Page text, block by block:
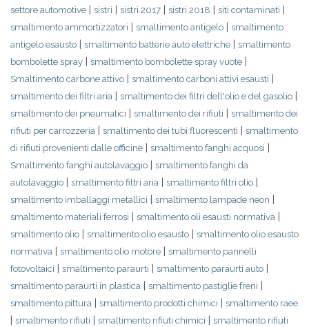
settore automotive | sistri | sistri 2017 | sistri 2018 | siti contaminati |
smaltimento ammortizzatori | smaltimento antigelo | smaltimento
antigelo esausto | smaltimento batterie auto elettriche | smaltimento
bombolette spray | smaltimento bombolette spray vuote |
Smaltimento carbone attivo | smaltimento carboni attivi esausti |
smaltimento dei filtri aria | smaltimento dei filtri dell'olio e del gasolio |
smaltimento dei pneumatici | smaltimento dei rifiuti | smaltimento dei
rifiuti per carrozzeria | smaltimento dei tubi fluorescenti | smaltimento
di rifiuti provenienti dalle officine | smaltimento fanghi acquosi |
Smaltimento fanghi autolavaggio | smaltimento fanghi da
autolavaggio | smaltimento filtri aria | smaltimento filtri olio |
smaltimento imballaggi metallici | smaltimento lampade neon |
smaltimento materiali ferrosi | smaltimento oli esausti normativa |
smaltimento olio | smaltimento olio esausto | smaltimento olio esausto
normativa | smaltimento olio motore | smaltimento pannelli
fotovoltaici | smaltimento paraurti | smaltimento paraurti auto |
smaltimento paraurti in plastica | smaltimento pastiglie freni |
smaltimento pittura | smaltimento prodotti chimici | smaltimento raee
| smaltimento rifiuti | smaltimento rifiuti chimici | smaltimento rifiuti